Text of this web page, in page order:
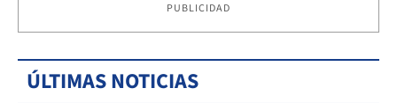
PUBLICIDAD
ÚLTIMAS NOTICIAS